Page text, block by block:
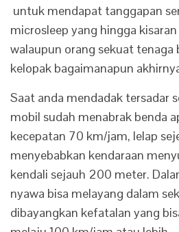
untuk mendapat tanggapan
microsleep yang hingga
walaupun orang sekuat tenaga
kelopak bagaimanapun
Saat anda mendadak tersadar
mobil sudah menabrak benda
kecepatan 70 km/jam, lelap
menyebabkan kendaraan
kendali sejauh 200 meter.
nyawa bisa melayang dalam
dibayangkan kefatalan yang